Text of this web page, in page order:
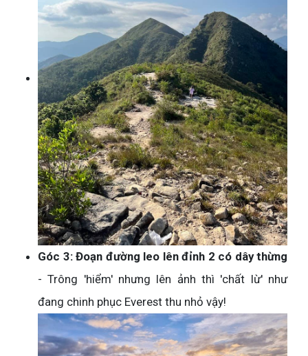
Góc 3: Đoạn đường leo lên đỉnh 2 có dây thừng
- Trông 'hiểm' nhưng lên ảnh thì 'chất lừ' như
đang chinh phục Everest thu nhỏ vậy!